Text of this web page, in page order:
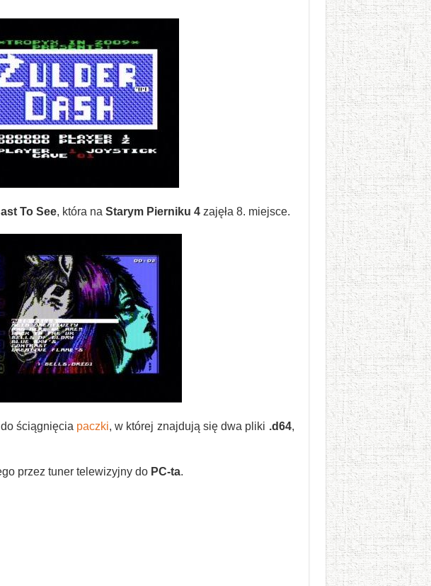
To See, która na Starym Pierniku 4zajęła 8. miejsce.
ściągnięcia paczki, w której znajdują się dwa pliki .d64,
przez tuner telewizyjny do PC-ta.